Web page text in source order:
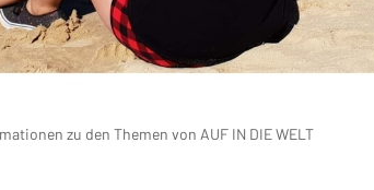
zu den Themen von AUF IN DIE WELT